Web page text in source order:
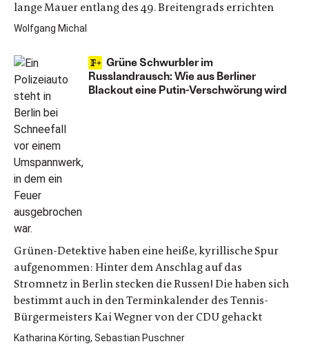
lange Mauer entlang des 49. Breitengrads errichten
Wolfgang Michal
Grüne Schwurbler im
Russlandrausch: Wie aus Berliner
Blackout eine Putin-Verschwörung wird
Grünen-Detektive haben eine heiße, kyrillische Spur
aufgenommen: Hinter dem Anschlag auf das
Stromnetz in Berlin stecken die Russen! Die haben sich
bestimmt auch in den Terminkalender des Tennis-
Bürgermeisters Kai Wegner von der CDU gehackt
Katharina Körting, Sebastian Puschner